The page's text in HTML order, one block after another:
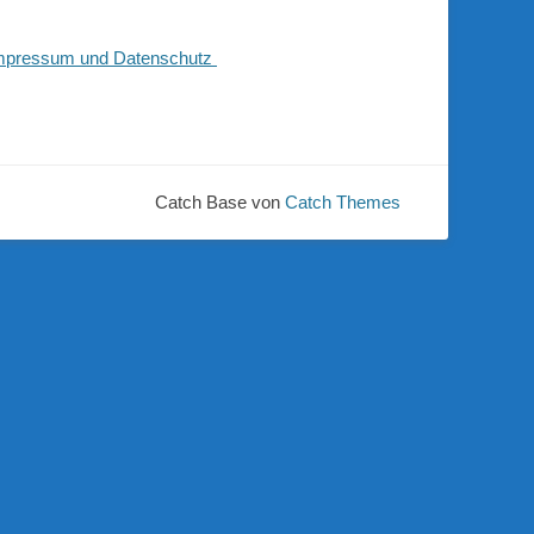
und Datenschutz
Catch Base von Catch Themes